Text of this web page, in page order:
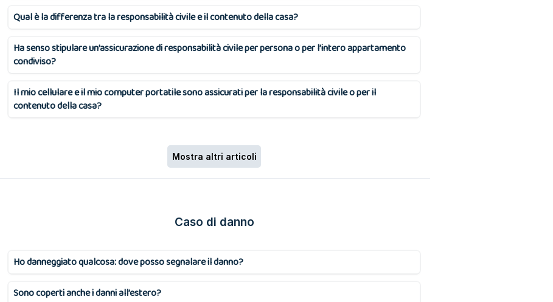
Qual è la differenza tra la responsabilità civile e il contenuto della casa?
Ha senso stipulare un’assicurazione di responsabilità civile per persona o per l’intero appartamento
condiviso?
Il mio cellulare e il mio computer portatile sono assicurati per la responsabilità civile o per il
contenuto della casa?
Mostra altri articoli
Caso di danno
Ho danneggiato qualcosa: dove posso segnalare il danno?
Sono coperti anche i danni all’estero?